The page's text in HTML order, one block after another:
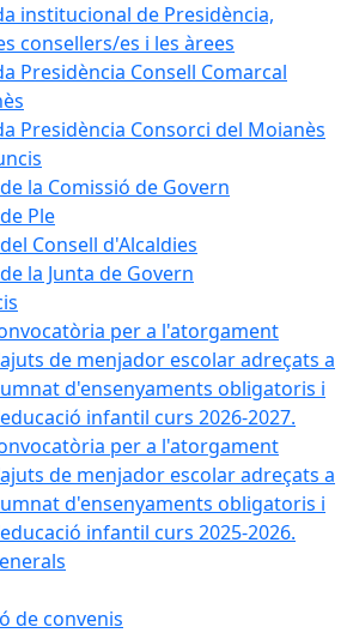
institucional de Presidència,
consellers/es i les àrees
Presidència Consell Comarcal
Presidència Consorci del Moianès
la Comissió de Govern
Ple
Consell d'Alcaldies
la Junta de Govern
per a l'atorgament
de menjador escolar adreçats a
d'ensenyaments obligatoris i
infantil curs 2026-2027.
per a l'atorgament
de menjador escolar adreçats a
d'ensenyaments obligatoris i
infantil curs 2025-2026.
de convenis